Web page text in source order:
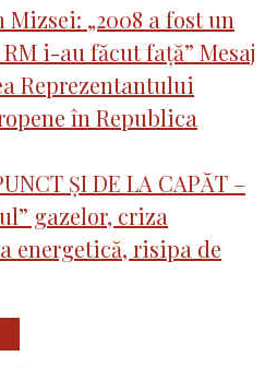
Mizsei: „2008 a fost un
i-au făcut față” Mesaj
Reprezentantului
în Republica
ȘI DE LA CAPĂT –
gazelor, criza
energetică, risipa de